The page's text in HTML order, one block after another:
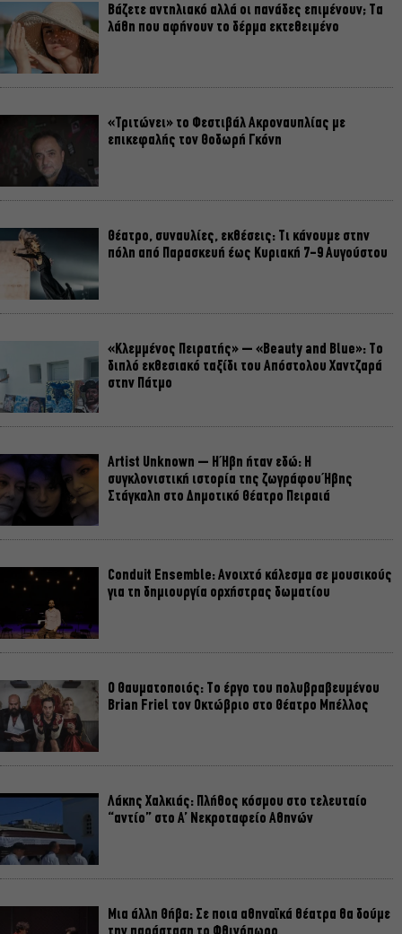
Βάζετε αντηλιακό αλλά οι πανάδες επιμένουν; Τα
λάθη που αφήνουν το δέρμα εκτεθειμένο
«Τριτώνει» το Φεστιβάλ Ακροναυπλίας με
επικεφαλής τον Θοδωρή Γκόνη
Θέατρο, συναυλίες, εκθέσεις: Τι κάνουμε στην
πόλη από Παρασκευή έως Κυριακή 7-9 Αυγούστου
«Κλεμμένος Πειρατής» – «Beauty and Blue»: Το
διπλό εκθεσιακό ταξίδι του Απόστολου Χαντζαρά
στην Πάτμο
Artist Unknown – Η Ήβη ήταν εδώ: Η
συγκλονιστική ιστορία της ζωγράφου Ήβης
Στάγκαλη στο Δημοτικό Θέατρο Πειραιά
Conduit Ensemble: Ανοιχτό κάλεσμα σε μουσικούς
για τη δημιουργία ορχήστρας δωματίου
Ο Θαυματοποιός: Το έργο του πολυβραβευμένου
Brian Friel τον Οκτώβριο στο Θέατρο Μπέλλος
Λάκης Χαλκιάς: Πλήθος κόσμου στο τελευταίο
“αντίο” στο Α’ Νεκροταφείο Αθηνών
Μια άλλη Θήβα: Σε ποια αθηναϊκά θέατρα θα δούμε